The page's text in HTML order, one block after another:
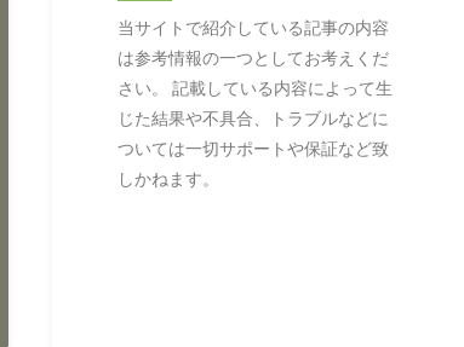
当サイトで紹介している記事の内容
は参考情報の一つとしてお考えくだ
さい。 記載している内容によって生
じた結果や不具合、トラブルなどに
ついては一切サポートや保証など致
しかねます。